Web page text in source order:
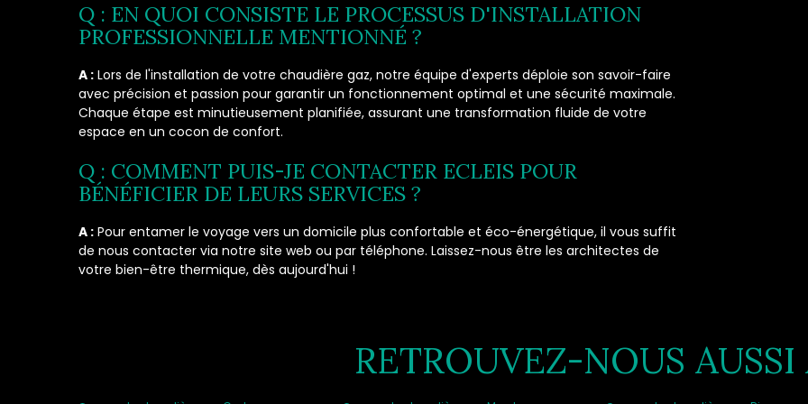
Q : EN QUOI CONSISTE LE PROCESSUS D'INSTALLATION
PROFESSIONNELLE MENTIONNÉ ?
A : Lors de l'installation de votre chaudière gaz, notre équipe d'experts déploie son savoir-faire
avec précision et passion pour garantir un fonctionnement optimal et une sécurité maximale.
Chaque étape est minutieusement planifiée, assurant une transformation fluide de votre
espace en un cocon de confort.
Q : COMMENT PUIS-JE CONTACTER ECLEIS POUR
BÉNÉFICIER DE LEURS SERVICES ?
A : Pour entamer le voyage vers un domicile plus confortable et éco-énergétique, il vous suffit
de nous contacter via notre site web ou par téléphone. Laissez-nous être les architectes de
votre bien-être thermique, dès aujourd'hui !
RETROUVEZ-NOUS